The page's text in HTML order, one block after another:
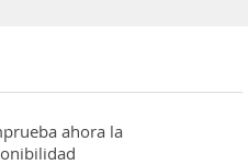
ahora la